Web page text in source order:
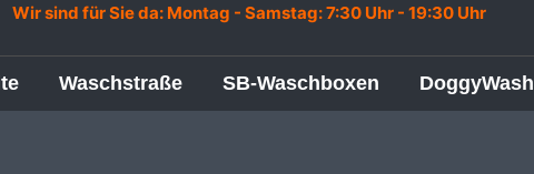
Wir sind für Sie da: Montag - Samstag:7:30 Uhr - 19:30 Uhr
Waschstraße SB-Waschboxen DoggyWash